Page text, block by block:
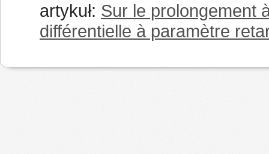
artykuł: Sur le prolongement
différentielle à paramètre